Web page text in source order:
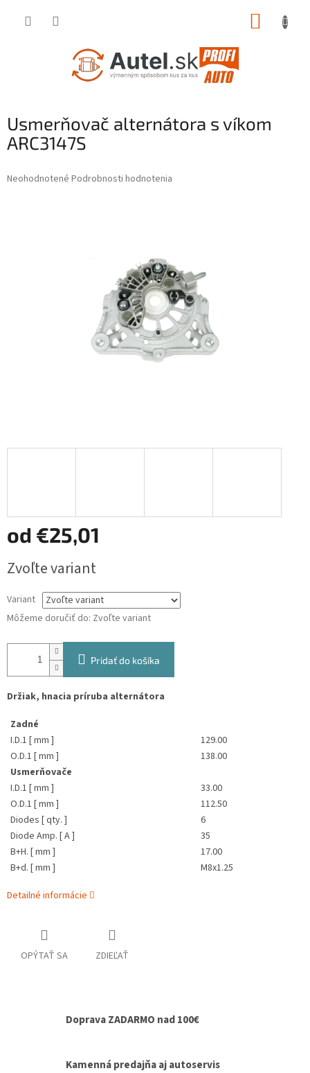
Usmerňovač alternátora s víkom
ARC3147S
Priemerné
Neohodnotené Podrobnosti hodnotenia
od €25,01
cena:
Zvoľte variant
Variant
Môžeme doručiť do: Zvoľte variant
Pridať do košíka
Držiak, hnacia príruba alternátora
Zadné
I.D.1 [ mm ]
129.00
O.D.1 [ mm ]
138.00
Usmerňovače
I.D.1 [ mm ]
33.00
O.D.1 [ mm ]
112.50
Diodes [ qty. ]
6
Diode Amp. [ A ]
35
B+H. [ mm ]
17.00
B+d. [ mm ]
M8x1.25
Detailné informácie
OPÝTAŤ SA ZDIEĽAŤ
Doprava ZADARMO nad 100€
Kamenná predajňa aj autoservis